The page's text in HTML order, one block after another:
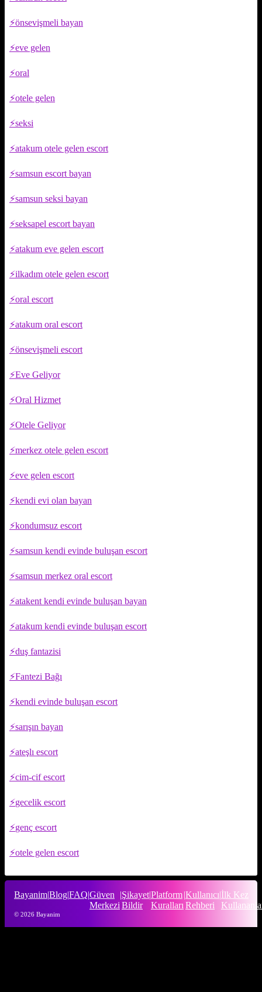
önsevişmeli bayan
eve gelen
oral
otele gelen
seksi
atakum otele gelen escort
samsun escort bayan
samsun seksi bayan
seksapel escort bayan
atakum eve gelen escort
ilkadım otele gelen escort
oral escort
atakum oral escort
önsevişmeli escort
Eve Geliyor
Oral Hizmet
Otele Geliyor
merkez otele gelen escort
eve gelen escort
kendi evi olan bayan
kondumsuz escort
samsun kendi evinde buluşan escort
samsun merkez oral escort
atakent kendi evinde buluşan bayan
atakum kendi evinde buluşan escort
duş fantazisi
Fantezi Bağı
kendi evinde buluşan escort
sarışın bayan
ateşlı escort
cim-cif escort
gecelik escort
genç escort
otele gelen escort
Bayanim|Blog|FAQ|Güven
Merkezi
|Şikayet
Bildir
|Platform
Kuralları
|Kullanıcı
Rehberi
|İlk Kez
© 2026 Bayanim